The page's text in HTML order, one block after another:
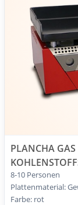
PLANCHA
8-10 Personen
Plattenmaterial:
Farbe: rot